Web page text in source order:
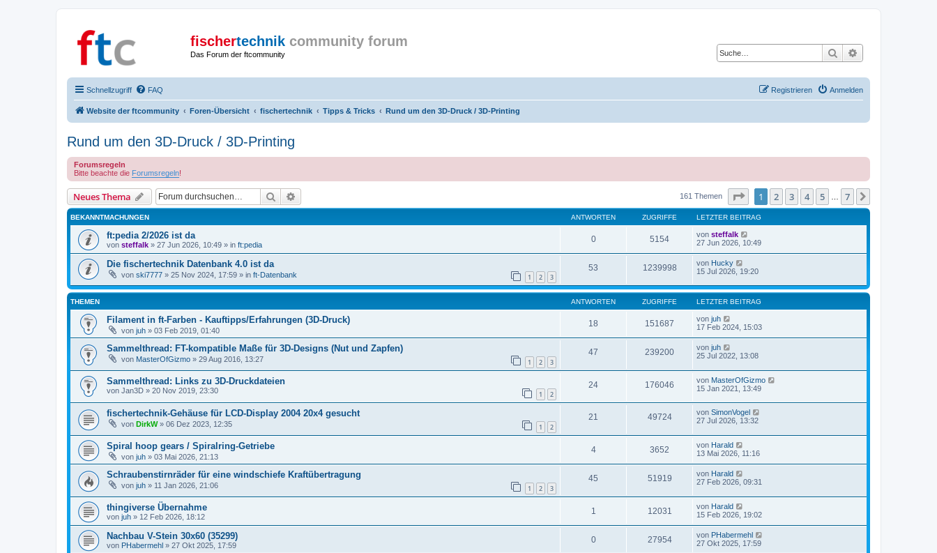
fischertechnik community forum
Das Forum der ftcommunity Suche
Schnellzugriff FAQ Anmelden
Registrieren
Website der ftcommunity Foren-Übersicht fischertechnik Tipps & Tricks Rund um den 3D-Druck / 3D-Printing
Rund um den 3D-Druck / 3D-Printing
Forumsregeln
Bitte beachte die Forumsregeln!
Neues Thema Suche 161 Themen Seite von7
1 2 3 4 5 7
BEKANNTMACHUNGEN ANTWORTEN ZUGRIFFE LETZTER BEITRAG
ft:pedia 2/2026 ist da
von steffalk » 27 Jun 2026, 10:49 » in ft:pedia
0 5154 von steffalk
27 Jun 2026, 10:49
Die fischertechnik Datenbank 4.0 ist da
von ski7777 » 25 Nov 2024, 17:59 » in ft-Datenbank 1 2 3
53 1239998 von Hucky
15 Jul 2026, 19:20
THEMEN ANTWORTEN ZUGRIFFE LETZTER BEITRAG
Filament in ft-Farben - Kauftipps/Erfahrungen (3D-Druck)
von juh » 03 Feb 2019, 01:40
18 151687 von juh
17 Feb 2024, 15:03
Sammelthread: FT-kompatible Maße für 3D-Designs (Nut und Zapfen)
von MasterOfGizmo » 29 Aug 2016, 13:27 1 2 3
47 239200 von juh
25 Jul 2022, 13:08
Sammelthread: Links zu 3D-Druckdateien
von Jan3D » 20 Nov 2019, 23:30 1 2
24 176046 von MasterOfGizmo
15 Jan 2021, 13:49
fischertechnik-Gehäuse für LCD-Display 2004 20x4 gesucht
von DirkW» 06 Dez 2023, 12:35 1 2
21 49724 von SimonVogel
27 Jul 2026, 13:32
Spiral hoop gears / Spiralring-Getriebe
von juh » 03 Mai 2026, 21:13
4 3652 von Harald
13 Mai 2026, 11:16
Schraubenstirnräder für eine windschiefe Kraftübertragung
von juh » 11 Jan 2026, 21:06 1 2 3
45 51919 von Harald
27 Feb 2026, 09:31
thingiverse Übernahme
von juh » 12 Feb 2026, 18:12
1 12031 von Harald
15 Feb 2026, 19:02
Nachbau V-Stein 30x60 (35299)
von PHabermehl » 27 Okt 2025, 17:59
0 27954 von PHabermehl
27 Okt 2025, 17:59